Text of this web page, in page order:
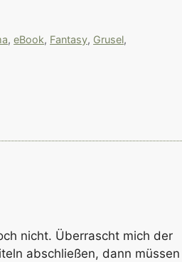
,eBook, Fantasy, Grusel,
nicht. Überrascht mich der
abschließen, dann müssen